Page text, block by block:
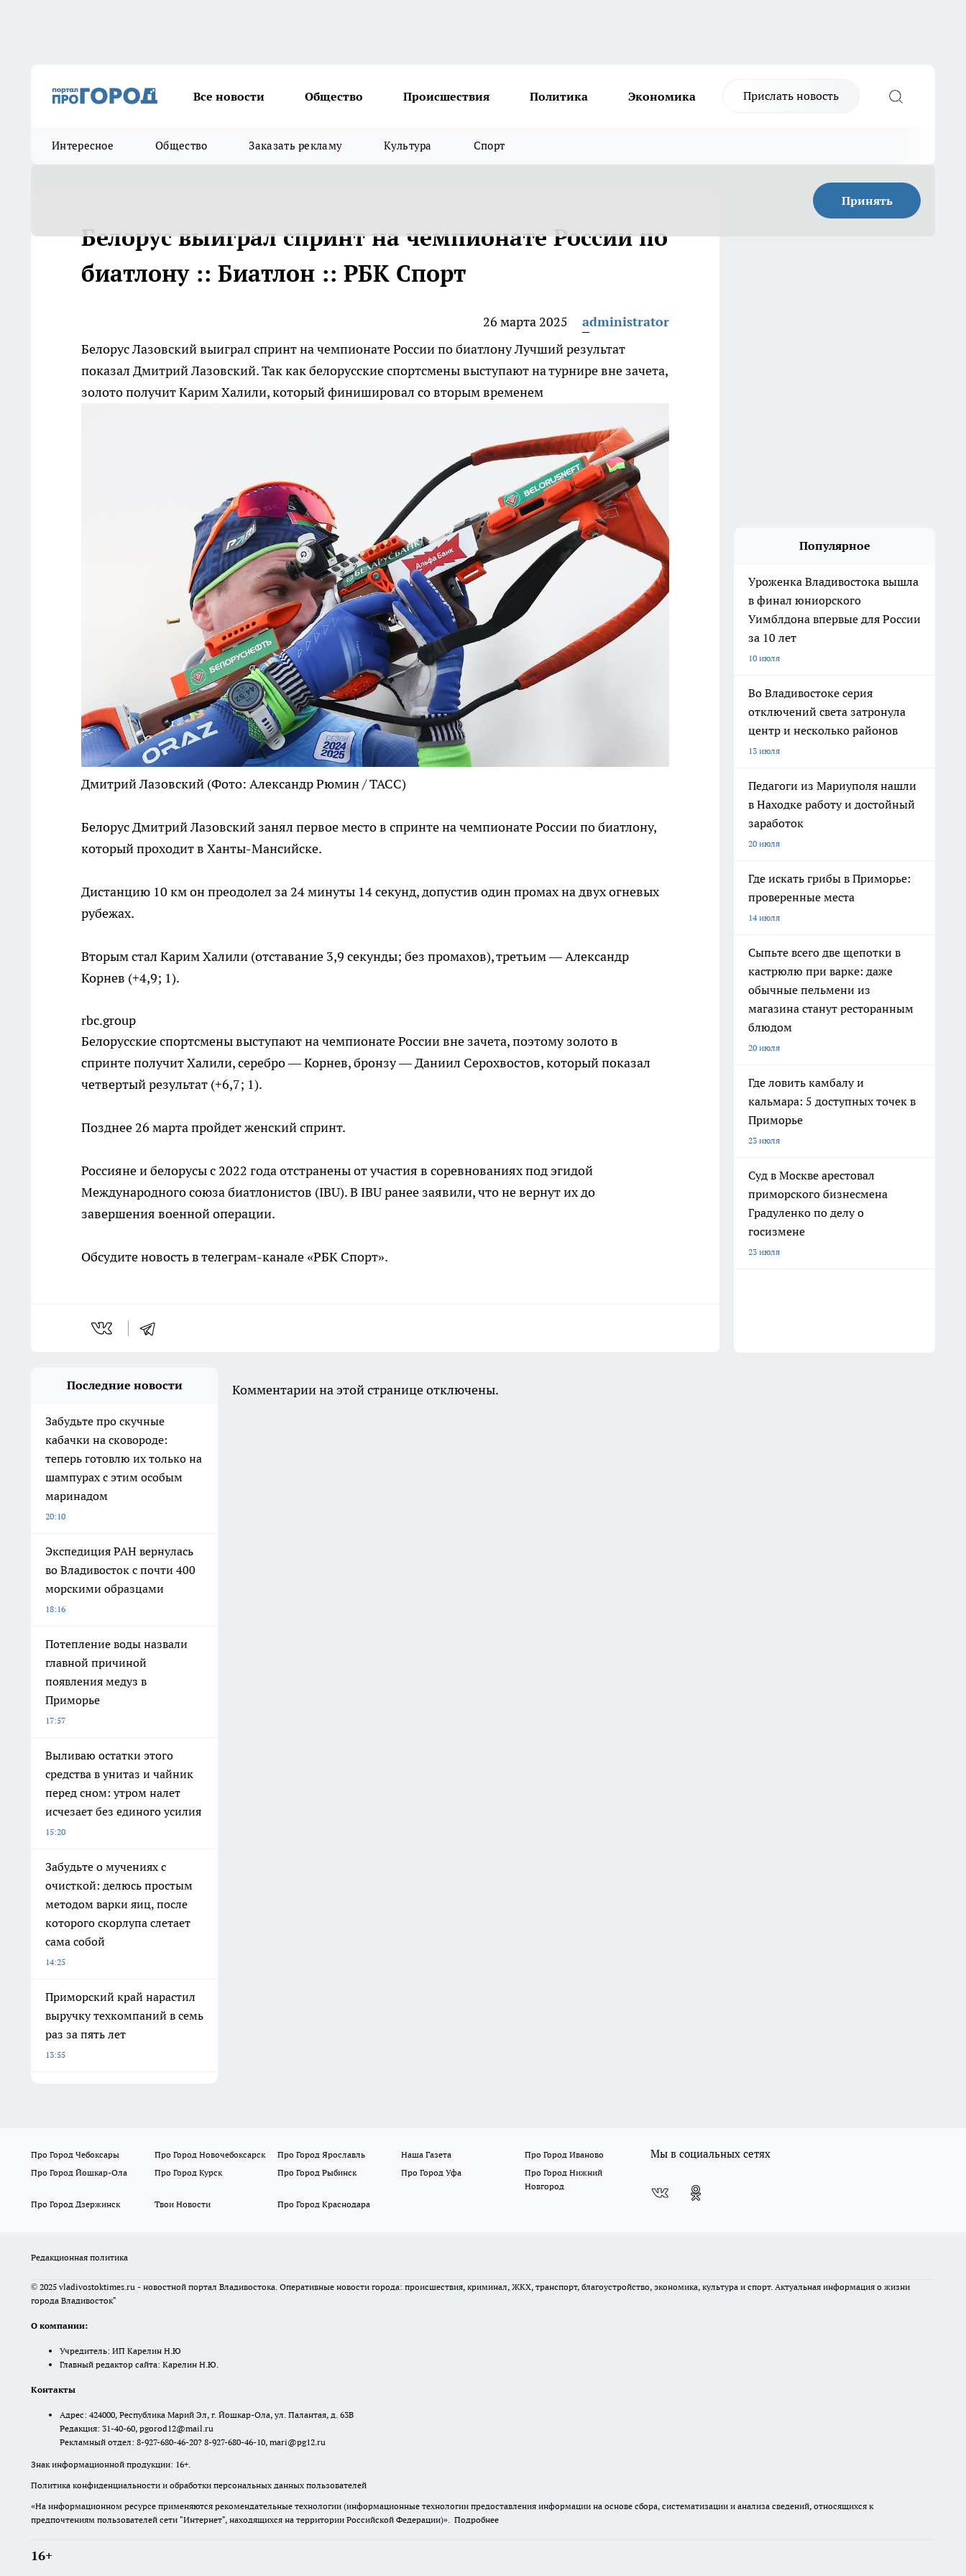
Все новости Общество Происшествия Политика Экономика Прислать новость
Интересное Общество Заказать рекламу Культура Спорт
Принять
Белорус выиграл спринт на чемпионате России по
биатлону :: Биатлон :: РБК Спорт
26 марта 2025
administrator
Белорус Лазовский выиграл спринт на чемпионате России по биатлонуЛучший результат
показал Дмитрий Лазовский. Так как белорусские спортсмены выступают на турнире вне зачета,
золото получит Карим Халили, который финишировал со вторым временем
Дмитрий Лазовский (Фото: Александр Рюмин / ТАСС)
Белорус Дмитрий Лазовский занял первое место в спринте на чемпионате России по биатлону,
который проходит в Ханты-Мансийске.
Дистанцию 10 км он преодолел за 24 минуты 14 секунд, допустив один промах на двух огневых
рубежах.
Вторым стал Карим Халили (отставание 3,9 секунды; без промахов), третьим — Александр
Корнев (+4,9; 1).
rbc.group
Белорусские спортсмены выступают на чемпионате России вне зачета, поэтому золото в
спринте получит Халили, серебро — Корнев, бронзу — Даниил Серохвостов, который показал
четвертый результат (+6,7; 1).
Позднее 26 марта пройдет женский спринт.
Россияне и белорусы с 2022 года отстранены от участия в соревнованиях под эгидой
Международного союза биатлонистов (IBU). В IBU ранее заявили, что не вернут их до
завершения военной операции.
Обсудите новость в телеграм-канале «РБК Спорт».
Популярное
Уроженка Владивостока вышла
в финал юниорского
Уимблдона впервые для России
за 10 лет
10 июля
Во Владивостоке серия
отключений света затронула
центр и несколько районов
13 июля
Педагоги из Мариуполя нашли
в Находке работу и достойный
заработок
20 июля
Где искать грибы в Приморье:
проверенные места
14 июля
Сыпьте всего две щепотки в
кастрюлю при варке: даже
обычные пельмени из
магазина станут ресторанным
блюдом
20 июля
Где ловить камбалу и
кальмара: 5 доступных точек в
Приморье
23 июля
Суд в Москве арестовал
приморского бизнесмена
Градуленко по делу о
госизмене
23 июля
Последние новости
Забудьте про скучные
кабачки на сковороде:
теперь готовлю их только на
шампурах с этим особым
маринадом
20:10
Экспедиция РАН вернулась
во Владивосток с почти 400
морскими образцами
18:16
Потепление воды назвали
главной причиной
появления медуз в
Приморье
17:57
Выливаю остатки этого
средства в унитаз и чайник
перед сном: утром налет
исчезает без единого усилия
15:20
Забудьте о мучениях с
очисткой: делюсь простым
методом варки яиц, после
которого скорлупа слетает
сама собой
14:25
Приморский край нарастил
выручку техкомпаний в семь
раз за пять лет
13:55
Комментарии на этой странице отключены.
Про Город Чебоксары Про Город Новочебоксарск Про Город Ярославль Наша Газета
Про Город Иваново
Про Город Йошкар-Ола
Про Город Курск Про Город Рыбинск Про Город Уфа
Про Город Нижний
Новгород
Про Город Дзержинск
Твои Новости Про Город Краснодара
Мы в социальных сетях
Редакционная политика
© 2025 vladivostoktimes.ru - новостной портал Владивостока. Оперативные новости города: происшествия, криминал, ЖКХ, транспорт, благоустройство, экономика, культура и спорт. Актуальная информация о жизни
города Владивосток"
О компании:
Учредитель: ИП Карелин Н.Ю
Главный редактор сайта: Карелин Н.Ю.
Контакты
Адрес: 424000, Республика Марий Эл, г. Йошкар-Ола, ул. Палантая, д. 63В
Редакция: 31-40-60, pgorod12@mail.ru
Рекламный отдел: 8-927-680-46-20? 8-927-680-46-10, mari@pg12.ru
Знак информационной продукции: 16+.
Политика конфиденциальности и обработки персональных данных пользователей
«На информационном ресурсе применяются рекомендательные технологии (информационные технологии предоставления информации на основе сбора, систематизации и анализа сведений, относящихся к
предпочтениям пользователей сети "Интернет", находящихся на территории Российской Федерации)». Подробнее
16+